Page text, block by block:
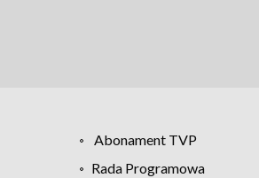
Abonament TVP
Rada Programowa